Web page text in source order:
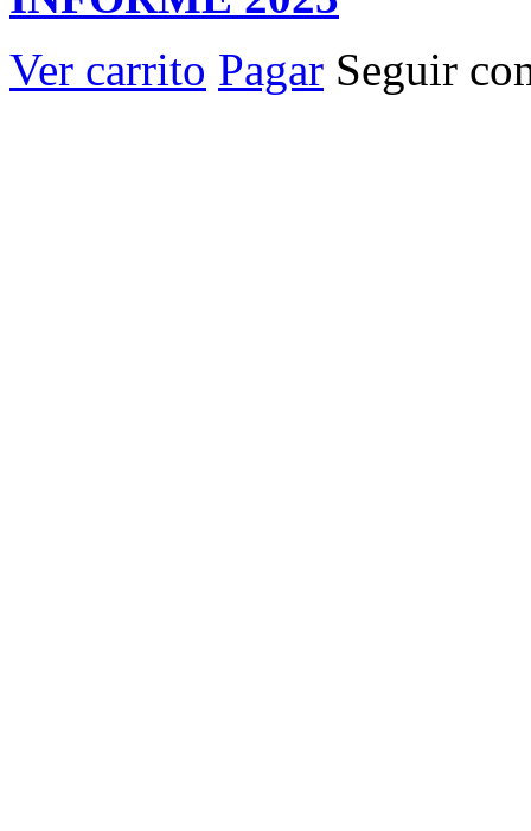
Ver carrito Pagar Seguir